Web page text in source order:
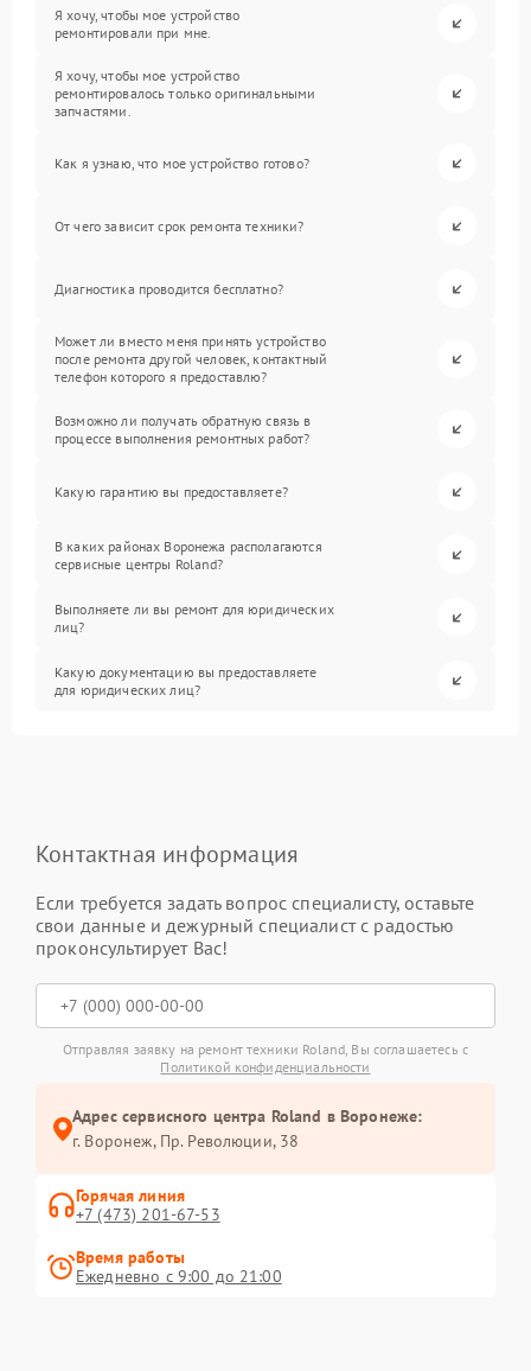
Я хочу, чтобы мое устройство
ремонтировали при мне.
Я хочу, чтобы мое устройство
ремонтировалось только оригинальными
запчастями.
Как я узнаю, что мое устройство готово?
От чего зависит срок ремонта техники?
Диагностика проводится бесплатно?
Может ли вместо меня принять устройство
после ремонта другой человек, контактный
телефон которого я предоставлю?
Возможно ли получать обратную связь в
процессе выполнения ремонтных работ?
Какую гарантию вы предоставляете?
В каких районах Воронежа располагаются
сервисные центры Roland?
Выполняете ли вы ремонт для юридических
лиц?
Какую документацию вы предоставляете
для юридических лиц?
Контактная информация
Если требуется задать вопрос специалисту, оставьте
свои данные и дежурный специалист с радостью
проконсультирует Вас!
Отправляя заявку на ремонт техники Roland, Вы соглашаетесь с
Политикой конфиденциальности
Адрес сервисного центра Roland в Воронеже:
г. Воронеж, Пр. Революции, 38
Горячая линия
+7 (473) 201-67-53
Время работы
Ежедневно с 9:00 до 21:00